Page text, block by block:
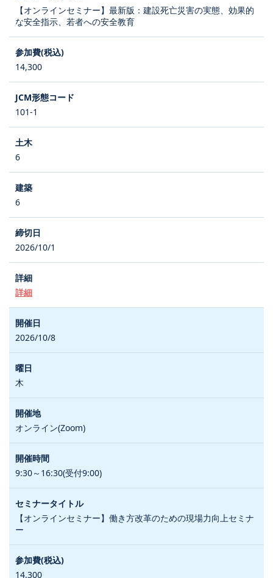
【オンラインセミナー】最新版：建設死亡災害の実態、効果的
な安全指示、若者への安全教育
14,300
101-1
6
6
2026/10/1
詳細
2026/10/8
木
オンライン(Zoom)
9:30～16:30(受付9:00)
【オンラインセミナー】働き方改革のための現場力向上セミナ
ー
14,300